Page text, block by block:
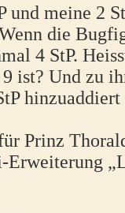
und meine 2
die
4 StP.
ist? Und zu
hinzuaddiert
Prinz
Erweiterung